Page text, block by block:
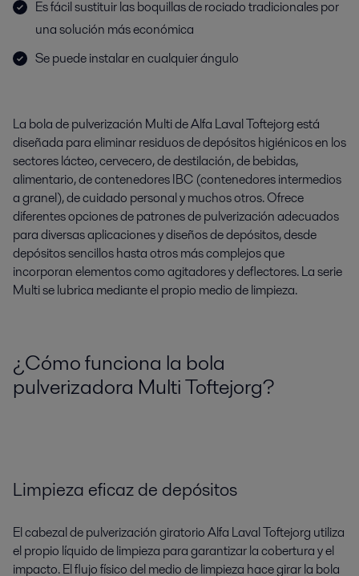
Es fácil sustituir las boquillas de rociado tradicionales por
una solución más económica
Se puede instalar en cualquier ángulo
La bola de pulverización Multi de Alfa Laval Toftejorg está
diseñada para eliminar residuos de depósitos higiénicos en los
sectores lácteo, cervecero, de destilación, de bebidas,
alimentario, de contenedores IBC (contenedores intermedios
a granel), de cuidado personal y muchos otros. Ofrece
diferentes opciones de patrones de pulverización adecuados
para diversas aplicaciones y diseños de depósitos, desde
depósitos sencillos hasta otros más complejos que
incorporan elementos como agitadores y deflectores. La serie
Multi se lubrica mediante el propio medio de limpieza.
¿Cómo funciona la bola
pulverizadora Multi Toftejorg?
Limpieza eficaz de depósitos
El cabezal de pulverización giratorio Alfa Laval Toftejorg utiliza
el propio líquido de limpieza para garantizar la cobertura y el
impacto. El flujo físico del medio de limpieza hace girar la bola